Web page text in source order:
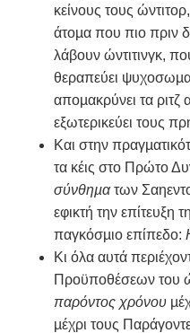
κείνους τους
άτοµα που πιο πριν
λάβουν ώντιτινγκ,
θεραπεύει
αποµακρύνει τα ριτζ
εξωτερικεύει τους
Και στην
τα κέις στο Πρώτο
σύνθηµατων
εφικτή την επίτευξη
παγκόσµιο επίπεδο:
Κι όλα αυτά
Προϋποθέσεων του
παρόντος χρόνου
µέχρι τους